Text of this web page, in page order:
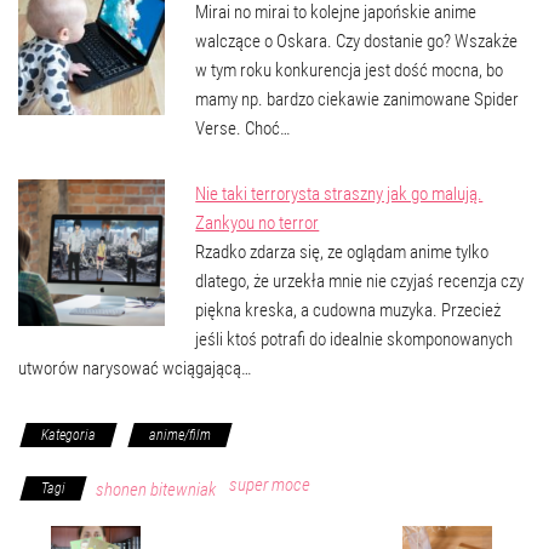
Mirai no mirai to kolejne japońskie anime
walczące o Oskara. Czy dostanie go? Wszakże
w tym roku konkurencja jest dość mocna, bo
mamy np. bardzo ciekawie zanimowane Spider
Verse. Choć…
Nie taki terrorysta straszny jak go malują.
Zankyou no terror
Rzadko zdarza się, ze oglądam anime tylko
dlatego, że urzekła mnie nie czyjaś recenzja czy
piękna kreska, a cudowna muzyka. Przecież
jeśli ktoś potrafi do idealnie skomponowanych
utworów narysować wciągającą…
Kategoria anime/film
Tagi shonen bitewniak super moce